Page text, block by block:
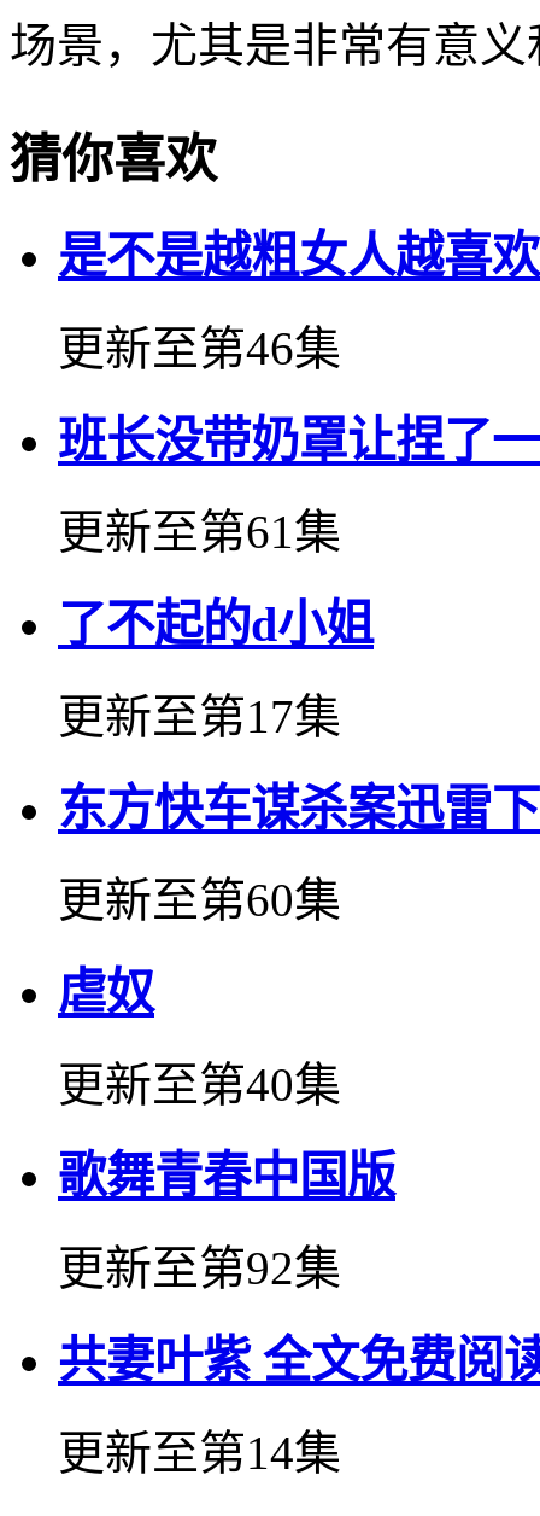
场景，尤其是非常有意
猜你喜欢
是不是越粗女人越喜欢
更新至第46集
班长没带奶罩让捏了
更新至第61集
了不起的d小姐
更新至第17集
东方快车谋杀案迅雷
更新至第60集
虐奴
更新至第40集
歌舞青春中国版
更新至第92集
共妻叶紫 全文免费阅
更新至第14集